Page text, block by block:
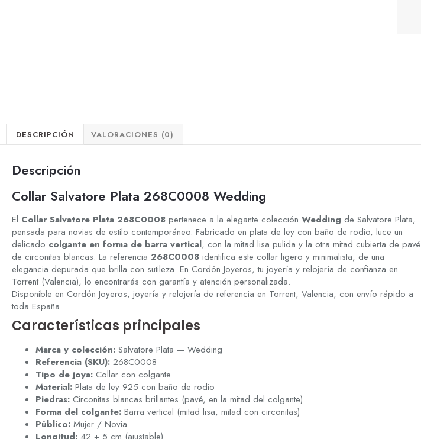
DESCRIPCIÓN VALORACIONES (0)
Descripción
Collar Salvatore Plata 268C0008 Wedding
El Collar Salvatore Plata 268C0008 pertenece a la elegante colección Wedding de Salvatore Plata,
pensada para novias de estilo contemporáneo. Fabricado en plata de ley con baño de rodio, luce un
delicado colgante en forma de barra vertical, con la mitad lisa pulida y la otra mitad cubierta de pavé
de circonitas blancas. La referencia 268C0008 identifica este collar ligero y minimalista, de una
elegancia depurada que brilla con sutileza. En Cordón Joyeros, tu joyería y relojería de confianza en
Torrent (Valencia), lo encontrarás con garantía y atención personalizada.
Disponible en Cordón Joyeros, joyería y relojería de referencia en Torrent, Valencia, con envío rápido a
toda España.
Características principales
Marca y colección: Salvatore Plata — Wedding
Referencia (SKU): 268C0008
Tipo de joya: Collar con colgante
Material: Plata de ley 925 con baño de rodio
Piedras: Circonitas blancas brillantes (pavé, en la mitad del colgante)
Forma del colgante: Barra vertical (mitad lisa, mitad con circonitas)
Público: Mujer / Novia